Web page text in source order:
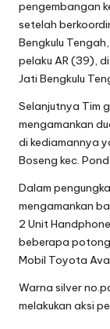
pengembangan
setelah
Bengkulu
pelaku AR (39),
Jati Bengkulu
Selanjutnya Tim
mengamankan
di kediamannya
Boseng kec.
Dalam
mengamankan
2 Unit
beberapa
Mobil Toyota
Warna silver
melakukan aksi